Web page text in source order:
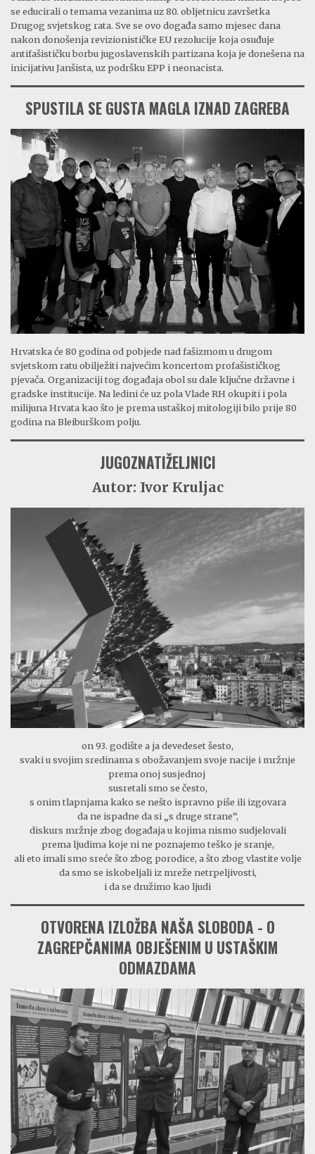
se educirali o temama vezanima uz 80. obljetnicu završetka
Drugog svjetskog rata. Sve se ovo događa samo mjesec dana
nakon donošenja revizionističke EU rezolucije koja osuđuje
antifašističku borbu jugoslavenskih partizana koja je donešena na
inicijativu Janšista, uz podršku EPP i neonacista.
SPUSTILA SE GUSTA MAGLA IZNAD ZAGREBA
Hrvatska će 80 godina od pobjede nad fašizmom u drugom
svjetskom ratu obilježiti najvećim koncertom profašističkog
pjevača. Organizaciji tog događaja obol su dale ključne državne i
gradske institucije. Na ledini će uz pola Vlade RH okupiti i pola
milijuna Hrvata kao što je prema ustaškoj mitologiji bilo prije 80
godina na Bleiburškom polju.
JUGOZNATIŽELJNICI
Autor: Ivor Kruljac
on 93. godište a ja devedeset šesto,
svaki u svojim sredinama s obožavanjem svoje nacije i mržnje
prema onoj susjednoj
susretali smo se često,
s onim tlapnjama kako se nešto ispravno piše ili izgovara
da ne ispadne da si „s druge strane“,
diskurs mržnje zbog događaja u kojima nismo sudjelovali
prema ljudima koje ni ne poznajemo teško je sranje,
ali eto imali smo sreće što zbog porodice, a što zbog vlastite volje
da smo se iskobeljali iz mreže netrpeljivosti,
i da se družimo kao ljudi
OTVORENA IZLOŽBA NAŠA SLOBODA - O
ZAGREPČANIMA OBJEŠENIM U USTAŠKIM
ODMAZDAMA